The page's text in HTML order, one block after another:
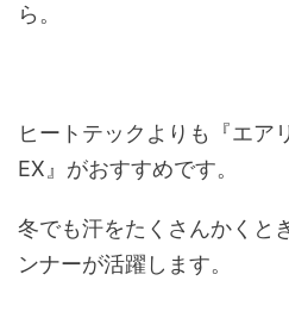
ら。
ヒートテックよりも『エア
EX』がおすすめです。
冬でも汗をたくさんかくと
ンナーが活躍します。